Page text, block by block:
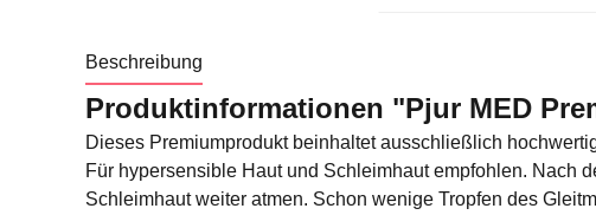
Beschreibung
Produktinformationen "Pjur MED
Dieses Premiumprodukt beinhaltet ausschließlich
Für hypersensible Haut und Schleimhaut empfohlen. Nach
Schleimhaut weiter atmen. Schon wenige Tropfen des